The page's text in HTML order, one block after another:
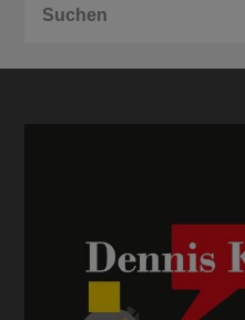
BÜCHER
GESCHENKIDEEN